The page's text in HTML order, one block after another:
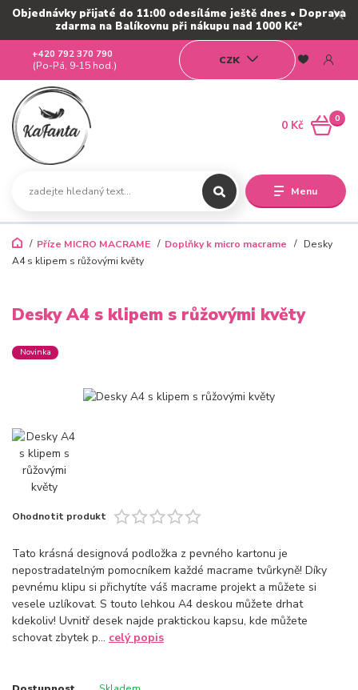
Objednávky přijaté do 11:00 odesíláme ještě dnes • Doprava
zdarma na Balíkovnu při nákupu nad 1000 Kč*
Menu
CZK
+420 792 370 790
(Po-Pá, 9-15 hod.)
0
0 Kč
Příze MICRO MACRAME Doplňky k micro macrame
Desky
A4 s klipem s růžovými květy
Desky A4 s klipem s růžovými květy
Novinka
Ohodnotit produkt
Tato krásná designová podložka z pevného kartonu je
nepostradatelným pomocníkem každé macrame tvůrkyně! Díky
pevnému klipu si přichytíte váš macrame projekt a můžete si
vesele uzlíkovat. S touto lehkou A4 deskou můžete drhat
kdekoliv! Uvnitř desek najde praktickou kapsu, kde můžete
schovat zbytek p... celý popis